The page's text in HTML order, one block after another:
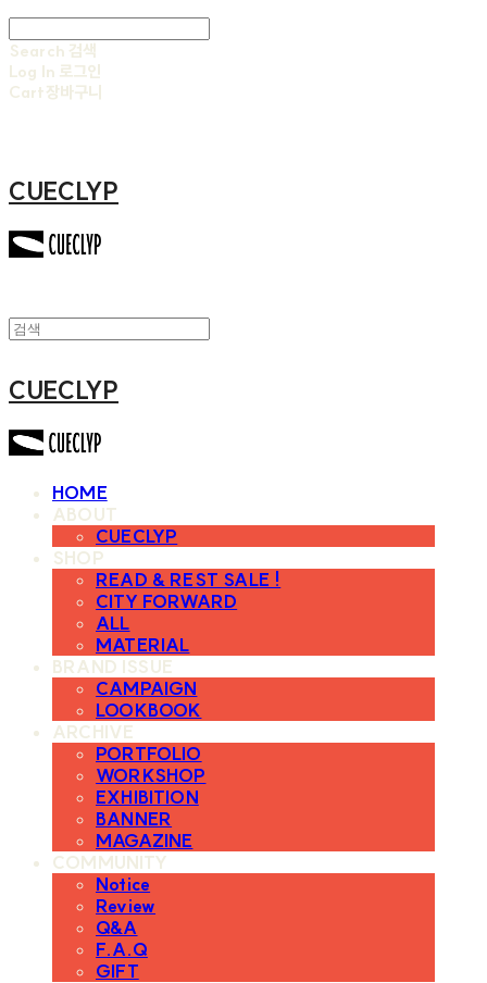
Search 검색
Log In 로그인
Cart장바구니
CUECLYP
CUECLYP
HOME
ABOUT
CUECLYP
SHOP
READ & REST SALE !
CITY FORWARD
ALL
MATERIAL
BRAND ISSUE
CAMPAIGN
LOOKBOOK
ARCHIVE
PORTFOLIO
WORKSHOP
EXHIBITION
BANNER
MAGAZINE
COMMUNITY
Notice
Review
Q&A
F.A.Q
GIFT